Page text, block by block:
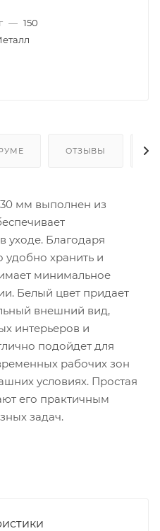
— 150
ОТЗЫВЫ
мм выполнен из
уходе. Благодаря
удобно хранить и
минимальное
Белый цвет придает
внешний вид,
интерьеров и
подойдет для
рабочих зон
условиях. Простая
его практичным
задач.